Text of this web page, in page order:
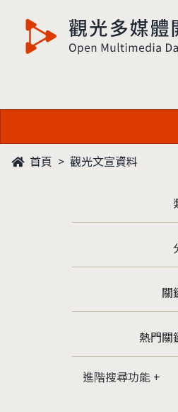
觀光多媒體開放資料
首頁 觀光文宣資料
關
熱門關
進階搜尋功能